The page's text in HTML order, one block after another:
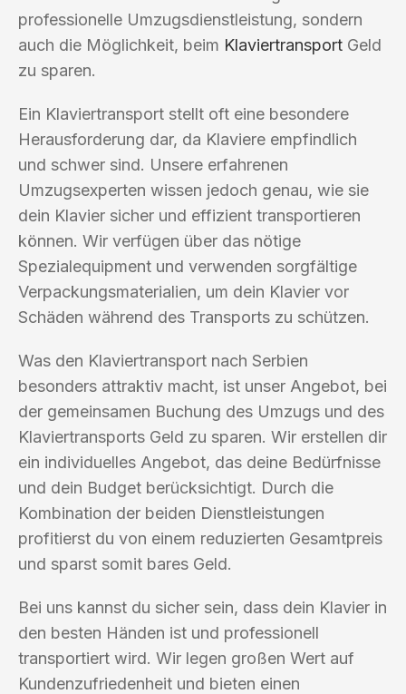
professionelle Umzugsdienstleistung, sondern
auch die Möglichkeit, beim Klaviertransport Geld
zu sparen.
Ein Klaviertransport stellt oft eine besondere
Herausforderung dar, da Klaviere empfindlich
und schwer sind. Unsere erfahrenen
Umzugsexperten wissen jedoch genau, wie sie
dein Klavier sicher und effizient transportieren
können. Wir verfügen über das nötige
Spezialequipment und verwenden sorgfältige
Verpackungsmaterialien, um dein Klavier vor
Schäden während des Transports zu schützen.
Was den Klaviertransport nach Serbien
besonders attraktiv macht, ist unser Angebot, bei
der gemeinsamen Buchung des Umzugs und des
Klaviertransports Geld zu sparen. Wir erstellen dir
ein individuelles Angebot, das deine Bedürfnisse
und dein Budget berücksichtigt. Durch die
Kombination der beiden Dienstleistungen
profitierst du von einem reduzierten Gesamtpreis
und sparst somit bares Geld.
Bei uns kannst du sicher sein, dass dein Klavier in
den besten Händen ist und professionell
transportiert wird. Wir legen großen Wert auf
Kundenzufriedenheit und bieten einen